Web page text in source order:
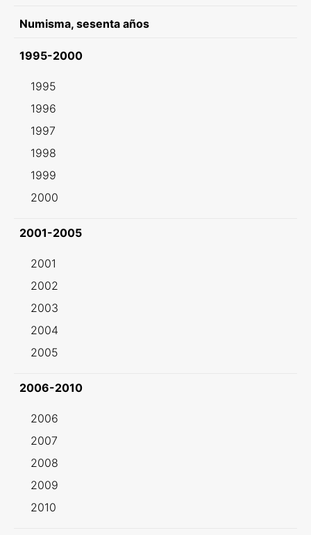
Numisma, sesenta años
1995-2000
1995
1996
1997
1998
1999
2000
2001-2005
2001
2002
2003
2004
2005
2006-2010
2006
2007
2008
2009
2010